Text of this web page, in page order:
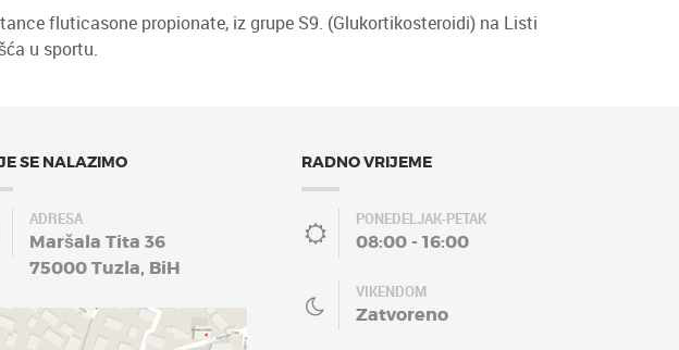
fluticasone propionate, iz grupe S9. (Glukortikosteroidi) na Listi
u sportu.
SE NALAZIMO
ADRESA
Maršala Tita 36
75000 Tuzla, BiH
RADNO VRIJEME
PONEDELJAK-PETAK
08:00 - 16:00
VIKENDOM
Zatvoreno